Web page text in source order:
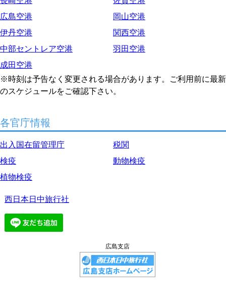
広島空港
岡山空港
伊丹空港
関西空港
中部セントレア空港
羽田空港
成田空港
※時刻は予告なく変更される場合があります。ご利用前に最新
のスケジュールをご確認下さい。
各官庁情報
出入国在留管理庁
税関
検疫
動物検疫
植物検疫
西日本日中旅行社
広島支店